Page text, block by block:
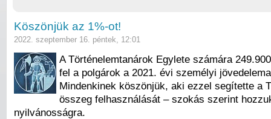
Köszönjük az 1%-ot!
2022. szeptember 16. péntek, 12:01
A Történelemtanárok Egylete számára
fel a polgárok a 2021. évi személyi
Mindenkinek köszönjük, aki ezzel segítette a
összeg felhasználását – szokás szerint
nyilvánosságra.